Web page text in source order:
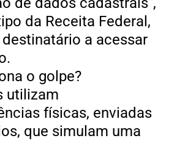
da Receita Federal,
a acessar
o golpe?
utilizam
físicas, enviadas
que simulam uma